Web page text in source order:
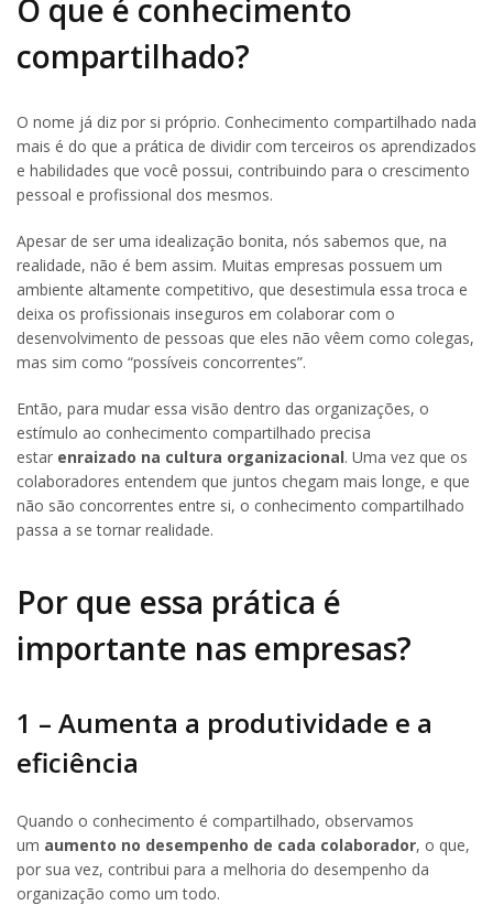
O que é conhecimento
compartilhado?
O nome já diz por si próprio. Conhecimento compartilhado nada
mais é do que a prática de dividir com terceiros os aprendizados
e habilidades que você possui, contribuindo para o crescimento
pessoal e profissional dos mesmos.
Apesar de ser uma idealização bonita, nós sabemos que, na
realidade, não é bem assim. Muitas empresas possuem um
ambiente altamente competitivo, que desestimula essa troca e
deixa os profissionais inseguros em colaborar com o
desenvolvimento de pessoas que eles não vêem como colegas,
mas sim como “possíveis concorrentes”.
Então, para mudar essa visão dentro das organizações, o
estímulo ao conhecimento compartilhado precisa
estar enraizado na cultura organizacional. Uma vez que os
colaboradores entendem que juntos chegam mais longe, e que
não são concorrentes entre si, o conhecimento compartilhado
passa a se tornar realidade.
Por que essa prática é
importante nas empresas?
1 – Aumenta a produtividade e a
eficiência
Quando o conhecimento é compartilhado, observamos
um aumento no desempenho de cada colaborador, o que,
por sua vez, contribui para a melhoria do desempenho da
organização como um todo.